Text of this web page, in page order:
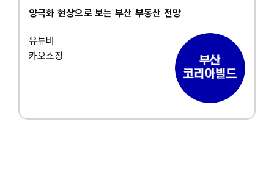
양극화 현상으로 보는 부산 부동산 전망
유튜버
카오소장